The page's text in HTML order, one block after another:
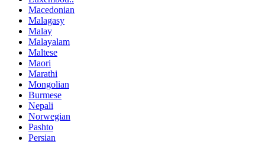
Macedonian
Malagasy
Malay
Malayalam
Maltese
Maori
Marathi
Mongolian
Burmese
Nepali
Norwegian
Pashto
Persian